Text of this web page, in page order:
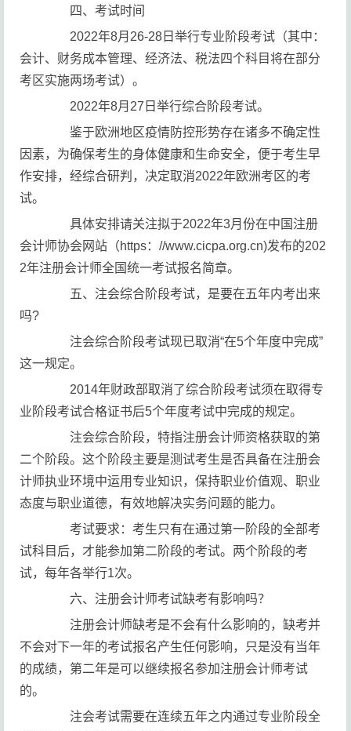
四、考试时间
2022年8月26-28日举行专业阶段考试（其中：
会计、财务成本管理、经济法、税法四个科目将在部分
考区实施两场考试）。
2022年8月27日举行综合阶段考试。
鉴于欧洲地区疫情防控形势存在诸多不确定性
因素，为确保考生的身体健康和生命安全，便于考生早
作安排，经综合研判，决定取消2022年欧洲考区的考
试。
具体安排请关注拟于2022年3月份在中国注册
会计师协会网站（https：//www.cicpa.org.cn)发布的202
2年注册会计师全国统一考试报名简章。
五、注会综合阶段考试，是要在五年内考出来
吗?
注会综合阶段考试现已取消“在5个年度中完成”
这一规定。
2014年财政部取消了综合阶段考试须在取得专
业阶段考试合格证书后5个年度考试中完成的规定。
注会综合阶段，特指注册会计师资格获取的第
二个阶段。这个阶段主要是测试考生是否具备在注册会
计师执业环境中运用专业知识，保持职业价值观、职业
态度与职业道德，有效地解决实务问题的能力。
考试要求：考生只有在通过第一阶段的全部考
试科目后，才能参加第二阶段的考试。两个阶段的考
试，每年各举行1次。
六、注册会计师考试缺考有影响吗？
注册会计师缺考是不会有什么影响的，缺考并
不会对下一年的考试报名产生任何影响，只是没有当年
的成绩，第二年是可以继续报名参加注册会计师考试
的。
注会考试需要在连续五年之内通过专业阶段全